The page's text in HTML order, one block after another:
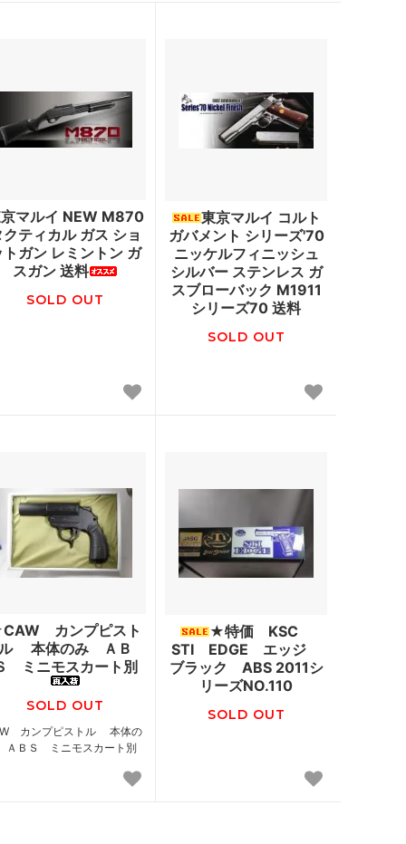
マルイ NEW M870
クティカル ガス ショ
トガン レミントン ガ
スガン 送料
SOLD OUT
東京マルイ コルト
ガバメント シリーズ'70
ニッケルフィニッシュ
シルバー ステンレス ガ
スブローバック M1911
シリーズ70 送料
SOLD OUT
カンプピスト
本体のみ ＡＢ
ミニモスカート別
SOLD OUT
カンプピストル 本体の
ＢＳ ミニモスカート別
★特価 KSC
STI EDGE エッジ
ブラック ABS 2011シ
リーズNO.110
SOLD OUT